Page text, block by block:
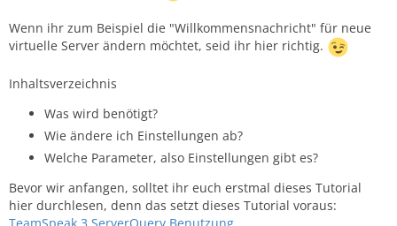
Wenn ihr zum Beispiel die "Willkommensnachricht" für neue
virtuelle Server ändern möchtet, seid ihr hier richtig.
Inhaltsverzeichnis
Was wird benötigt?
Wie ändere ich Einstellungen ab?
Welche Parameter, also Einstellungen gibt es?
Bevor wir anfangen, solltet ihr euch erstmal dieses Tutorial
hier durchlesen, denn das setzt dieses Tutorial voraus: